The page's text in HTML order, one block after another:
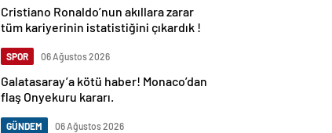
Cristiano Ronaldo’nun akıllara zarar
tüm kariyerinin istatistiğini çıkardık !
SPOR 06 Ağustos 2026
Galatasaray’a kötü haber! Monaco’dan
flaş Onyekuru kararı.
GÜNDEM 06 Ağustos 2026